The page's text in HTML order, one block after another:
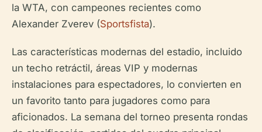
la WTA, con campeones recientes como
Alexander Zverev (Sportsfista).
Las características modernas del estadio, incluido
un techo retráctil, áreas VIP y modernas
instalaciones para espectadores, lo convierten en
un favorito tanto para jugadores como para
aficionados. La semana del torneo presenta rondas